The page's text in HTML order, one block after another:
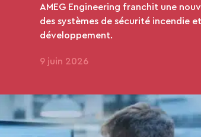
AMEG Engineering franchit une
des systèmes de sécurité incendie
développement.
9 juin 2026